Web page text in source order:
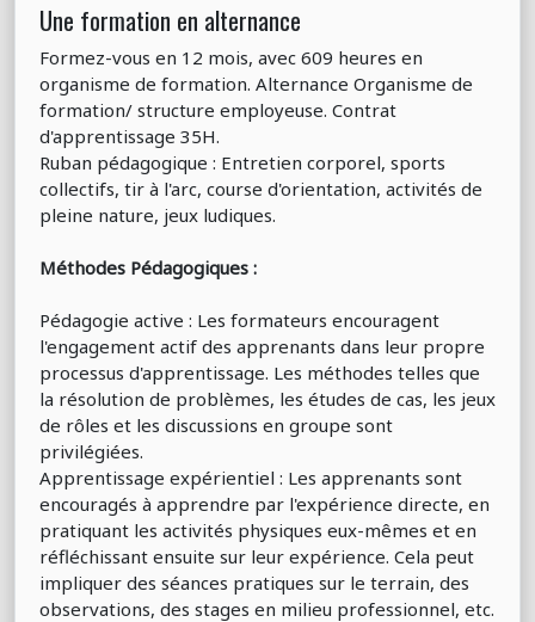
Une formation en alternance
Formez-vous en 12 mois, avec 609 heures en
organisme de formation. Alternance Organisme de
formation/ structure employeuse. Contrat
d'apprentissage 35H.
Ruban pédagogique : Entretien corporel, sports
collectifs, tir à l'arc, course d'orientation, activités de
pleine nature, jeux ludiques.
Méthodes Pédagogiques :
Pédagogie active : Les formateurs encouragent
l'engagement actif des apprenants dans leur propre
processus d'apprentissage. Les méthodes telles que
la résolution de problèmes, les études de cas, les jeux
de rôles et les discussions en groupe sont
privilégiées.
Apprentissage expérientiel : Les apprenants sont
encouragés à apprendre par l'expérience directe, en
pratiquant les activités physiques eux-mêmes et en
réfléchissant ensuite sur leur expérience. Cela peut
impliquer des séances pratiques sur le terrain, des
observations, des stages en milieu professionnel, etc.